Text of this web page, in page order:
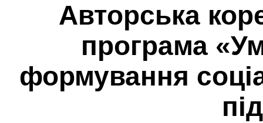
Авторська
програма
формування